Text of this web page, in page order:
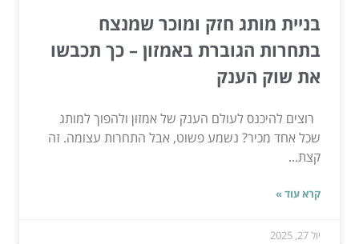
בניית מותג חזק ומוכר שמנצח
בתחרות הגוברת באמזון – כך תכבשו
את שוק הענק
רוצים להיכנס לעולם הענק של אמזון ולהפוך למותג
שכל אחד מכיר? נשמע פשוט, אבל התחרות עצומה. זה
קצת...
קרא עוד »
יול 27, 2025